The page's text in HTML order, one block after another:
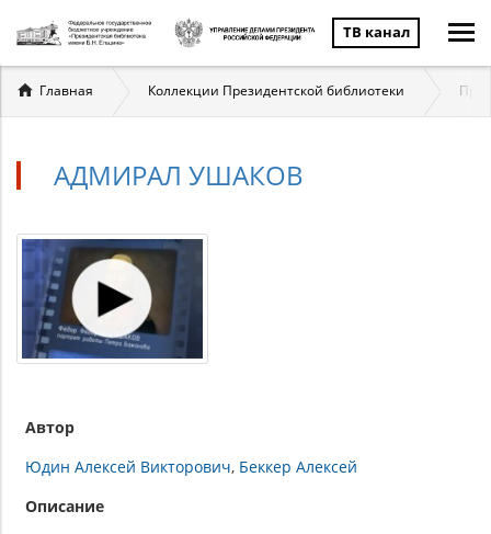
ТВ канал
Вы
здесь
Главная Коллекции Президентской библиотеки
АДМИРАЛ УШАКОВ
Автор
Юдин Алексей Викторович Беккер Алексей
Описание